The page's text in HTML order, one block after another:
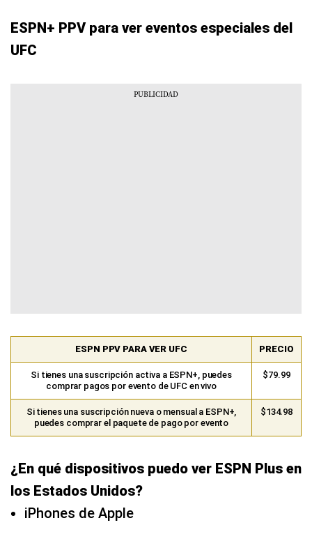
ESPN+ PPV para ver eventos especiales del
UFC
ESPN PPV PARA VER UFC PRECIO
Si tienes una suscripción activa a ESPN+, puedes
comprar pagos por evento de UFC en vivo
$79.99
Si tienes una suscripción nueva o mensual a ESPN+,
puedes comprar el paquete de pago por evento
$134.98
¿En qué dispositivos puedo ver ESPN Plus en
los Estados Unidos?
iPhones de Apple